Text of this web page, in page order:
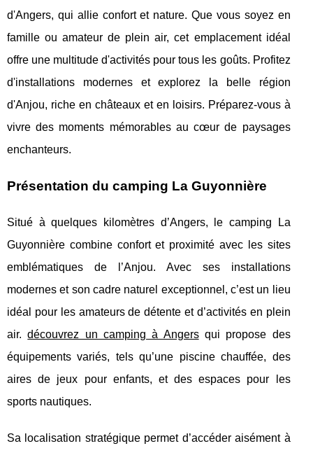
d'Angers, qui allie confort et nature. Que vous soyez en
famille ou amateur de plein air, cet emplacement idéal
offre une multitude d'activités pour tous les goûts. Profitez
d'installations modernes et explorez la belle région
d'Anjou, riche en châteaux et en loisirs. Préparez-vous à
vivre des moments mémorables au cœur de paysages
enchanteurs.
Présentation du camping La Guyonnière
Situé à quelques kilomètres d’Angers, le camping La
Guyonnière combine confort et proximité avec les sites
emblématiques de l’Anjou. Avec ses installations
modernes et son cadre naturel exceptionnel, c’est un lieu
idéal pour les amateurs dedétente et d’activités en plein
air.découvrez un camping à Angersqui propose des
équipements variés, tels qu’une piscine chauffée, des
aires de jeux pour enfants, et des espaces pour les
sports nautiques.
Sa localisation stratégique permet d’accéder aisément à